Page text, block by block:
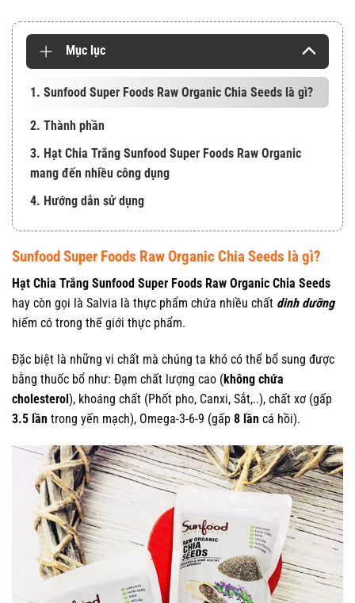
Mục lục
1. Sunfood Super Foods Raw Organic Chia Seeds là gì?
2. Thành phần
3. Hạt Chia Trắng Sunfood Super Foods Raw Organic
mang đến nhiều công dụng
4. Hướng dẫn sử dụng
Sunfood Super Foods Raw Organic Chia Seeds là gì?
Hạt Chia Trắng Sunfood Super Foods Raw Organic Chia Seeds
hay còn gọi là Salvia là thực phẩm chứa nhiều chất dinh dưỡng
hiếm có trong thế giới thực phẩm.
Đặc biệt là những vi chất mà chúng ta khó có thể bổ sung được
bằng thuốc bổ như: Đạm chất lượng cao (không chứa
cholesterol), khoáng chất (Phốt pho, Canxi, Sắt,..), chất xơ (gấp
3.5 lần trong yến mạch), Omega-3-6-9 (gấp 8 lần cá hồi).